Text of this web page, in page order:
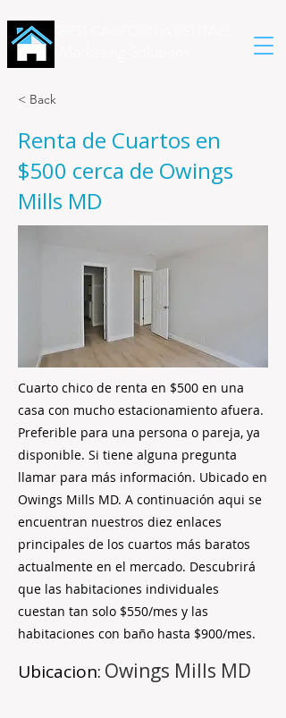
< Back
Renta de Cuartos en
$500 cerca de Owings
Mills MD
Cuarto chico de renta en $500 en una
casa con mucho estacionamiento afuera.
Preferible para una persona o pareja, ya
disponible. Si tiene alguna pregunta
llamar para más información. Ubicado en
Owings Mills MD. A continuación aqui se
encuentran nuestros diez enlaces
principales de los cuartos más baratos
actualmente en el mercado. Descubrirá
que las habitaciones individuales
cuestan tan solo $550/mes y las
habitaciones con baño hasta $900/mes.
Ubicacion: Owings Mills MD